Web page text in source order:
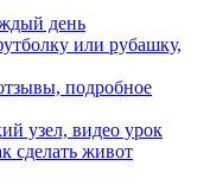
день
или рубашку,
подробное
узел, видео урок
сделать живот